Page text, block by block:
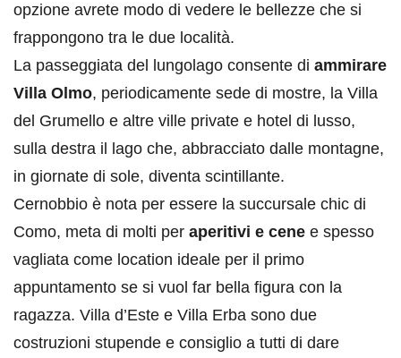
opzione avrete modo di vedere le bellezze che si
frappongono tra le due località.
La passeggiata del lungolago consente di ammirare
Villa Olmo, periodicamente sede di mostre, la Villa
del Grumello e altre ville private e hotel di lusso,
sulla destra il lago che, abbracciato dalle montagne,
in giornate di sole, diventa scintillante.
Cernobbio è nota per essere la succursale chic di
Como, meta di molti per aperitivi e cene e spesso
vagliata come location ideale per il primo
appuntamento se si vuol far bella figura con la
ragazza. Villa d’Este e Villa Erba sono due
costruzioni stupende e consiglio a tutti di dare